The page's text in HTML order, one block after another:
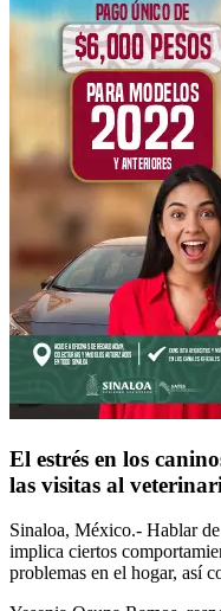
El estrés en los
las visitas al
Sinaloa, México.- Hablar
implica ciertos
problemas en el hogar, así